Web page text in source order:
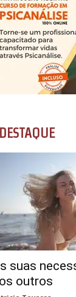
DESTAQUE
suas
outros